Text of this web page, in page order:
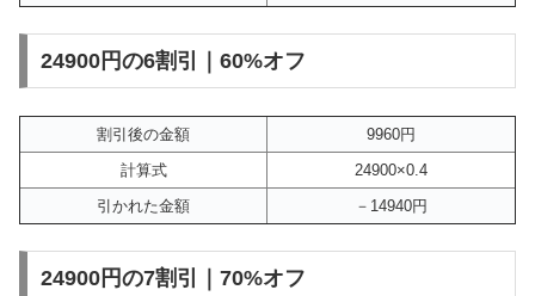
24900円の6割引｜60%オフ
割引後の金額
9960円
計算式
24900×0.4
引かれた金額
－14940円
24900円の7割引｜70%オフ